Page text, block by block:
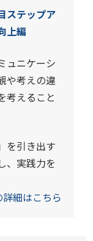
ステップア
上編
ュニケーシ
や考えの違
考えること
を引き出す
、実践力を
細はこちら